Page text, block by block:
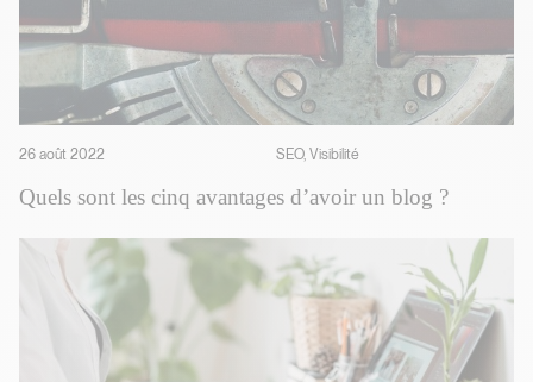
26 août 2022 SEO, Visibilité
Quels sont les cinq avantages d’avoir un blog ?